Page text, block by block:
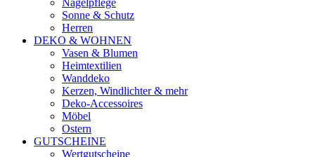
Nagelpflege
Sonne & Schutz
Herren
DEKO & WOHNEN
Vasen & Blumen
Heimtextilien
Wanddeko
Kerzen, Windlichter & mehr
Deko-Accessoires
Möbel
Ostern
GUTSCHEINE
Wertgutscheine